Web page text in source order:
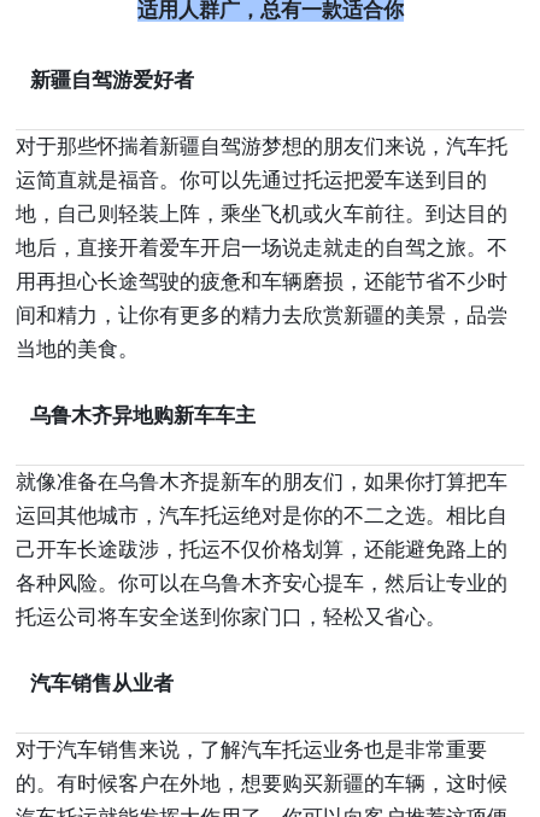
适用人群广，总有一款适合你
新疆自驾游爱好者
对于那些怀揣着新疆自驾游梦想的朋友们来说，汽车托
运简直就是福音。你可以先通过托运把爱车送到目的
地，自己则轻装上阵，乘坐飞机或火车前往。到达目的
地后，直接开着爱车开启一场说走就走的自驾之旅。不
用再担心长途驾驶的疲惫和车辆磨损，还能节省不少时
间和精力，让你有更多的精力去欣赏新疆的美景，品尝
当地的美食。
乌鲁木齐异地购新车车主
就像准备在乌鲁木齐提新车的朋友们，如果你打算把车
运回其他城市，汽车托运绝对是你的不二之选。相比自
己开车长途跋涉，托运不仅价格划算，还能避免路上的
各种风险。你可以在乌鲁木齐安心提车，然后让专业的
托运公司将车安全送到你家门口，轻松又省心。
汽车销售从业者
对于汽车销售来说，了解汽车托运业务也是非常重要
的。有时候客户在外地，想要购买新疆的车辆，这时候